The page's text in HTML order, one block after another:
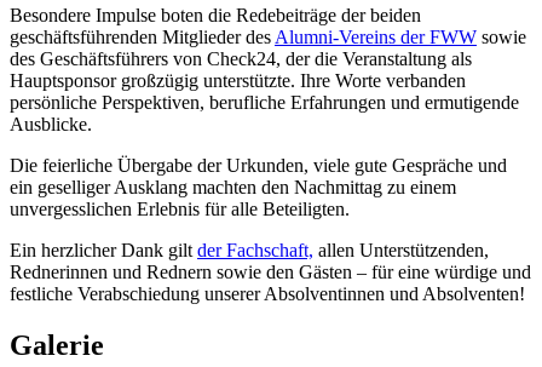
Besondere Impulse boten die Redebeiträge der beiden
geschäftsführenden Mitglieder des Alumni-Vereins der FWW sowie
des Geschäftsführers von Check24, der die Veranstaltung als
Hauptsponsor großzügig unterstützte. Ihre Worte verbanden
persönliche Perspektiven, berufliche Erfahrungen und ermutigende
Ausblicke.
Die feierliche Übergabe der Urkunden, viele gute Gespräche und
ein geselliger Ausklang machten den Nachmittag zu einem
unvergesslichen Erlebnis für alle Beteiligten.
Ein herzlicher Dank gilt der Fachschaft, allen Unterstützenden,
Rednerinnen und Rednern sowie den Gästen – für eine würdige und
festliche Verabschiedung unserer Absolventinnen und Absolventen!
Galerie